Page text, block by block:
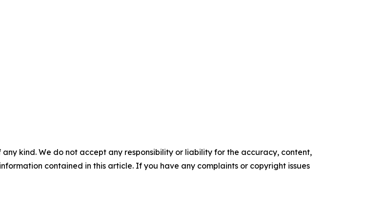
kind. We do not accept any responsibility or liability for the accuracy, content,
contained in this article. If you have any complaints or copyright issues